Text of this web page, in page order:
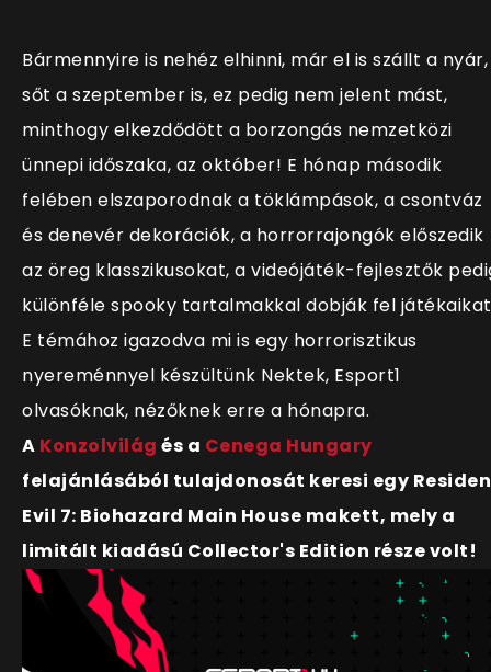
Bármennyire is nehéz elhinni, már el is szállt a nyár,
sőt a szeptember is, ez pedig nem jelent mást,
minthogy elkezdődött a borzongás nemzetközi
ünnepi időszaka, az október! E hónap második
felében elszaporodnak a töklámpások, a csontváz
és denevér dekorációk, a horrorrajongók előszedik
az öreg klasszikusokat, a videójáték-fejlesztők
különféle spooky tartalmakkal dobják fel
E témához igazodva mi is egy horrorisztikus
nyereménnyel készültünk Nektek, Esport1
olvasóknak, nézőknek erre a hónapra.
A Konzolvilág és a Cenega Hungary
felajánlásából tulajdonosát keresi egy
Evil 7: Biohazard Main House makett, mely a
limitált kiadású Collector's Edition része volt!